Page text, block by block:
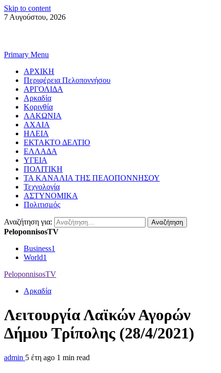
Skip to content
7 Αυγούστου, 2026
Primary Menu
ΑΡΧΙΚΗ
Περιφέρεια Πελοποννήσου
ΑΡΓΟΛΙΔΑ
Αρκαδία
Κορινθία
ΛΑΚΩΝΙΑ
ΑΧΑΙΑ
ΗΛΕΙΑ
ΕΚΤΑΚΤΟ ΔΕΛΤΙΟ
ΕΛΛΑΔΑ
ΥΓΕΙΑ
ΠΟΛΙΤΙΚΗ
ΤΑ ΚΑΝΑΛΙΑ ΤΗΣ ΠΕΛΟΠΟΝΝΗΣΟΥ
Τεχνολογία
ΑΣΤΥΝΟΜΙΚΑ
Πολιτισμός
Αναζήτηση για:
PeloponnisosTV
Business1
World1
PeloponnisosTV
Αρκαδία
Λειτουργία Λαϊκών Αγορών
Δήμου Τρίπολης (28/4/2021)
admin 5 έτη ago 1 min read